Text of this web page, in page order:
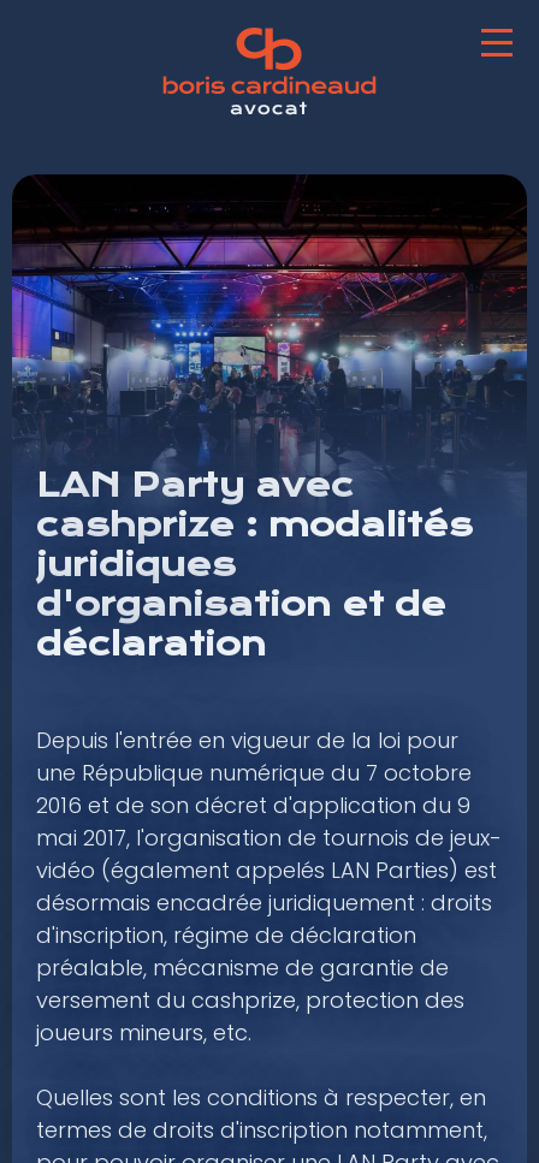
LAN Party avec
cashprize : modalités
juridiques
d'organisation et de
déclaration
Depuis l'entrée en vigueur de la loi pour
une République numérique du 7 octobre
2016 et de son décret d'application du 9
mai 2017, l'organisation de tournois de jeux-
vidéo (également appelés LAN Parties) est
désormais encadrée juridiquement : droits
d'inscription, régime de déclaration
préalable, mécanisme de garantie de
versement du cashprize, protection des
joueurs mineurs, etc.
Quelles sont les conditions à respecter, en
termes de droits d'inscription notamment,